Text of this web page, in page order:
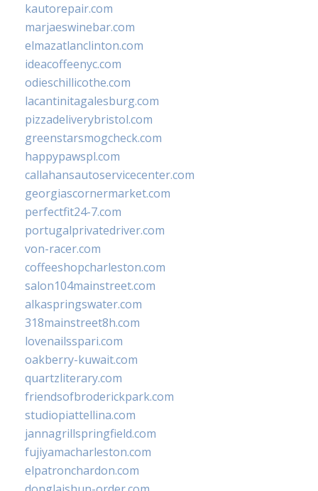
kautorepair.com
marjaeswinebar.com
elmazatlanclinton.com
ideacoffeenyc.com
odieschillicothe.com
lacantinitagalesburg.com
pizzadeliverybristol.com
greenstarsmogcheck.com
happypawspl.com
callahansautoservicecenter.com
georgiascornermarket.com
perfectfit24-7.com
portugalprivatedriver.com
von-racer.com
coffeeshopcharleston.com
salon104mainstreet.com
alkaspringswater.com
318mainstreet8h.com
lovenailsspari.com
oakberry-kuwait.com
quartzliterary.com
friendsofbroderickpark.com
studiopiattellina.com
jannagrillspringfield.com
fujiyamacharleston.com
elpatronchardon.com